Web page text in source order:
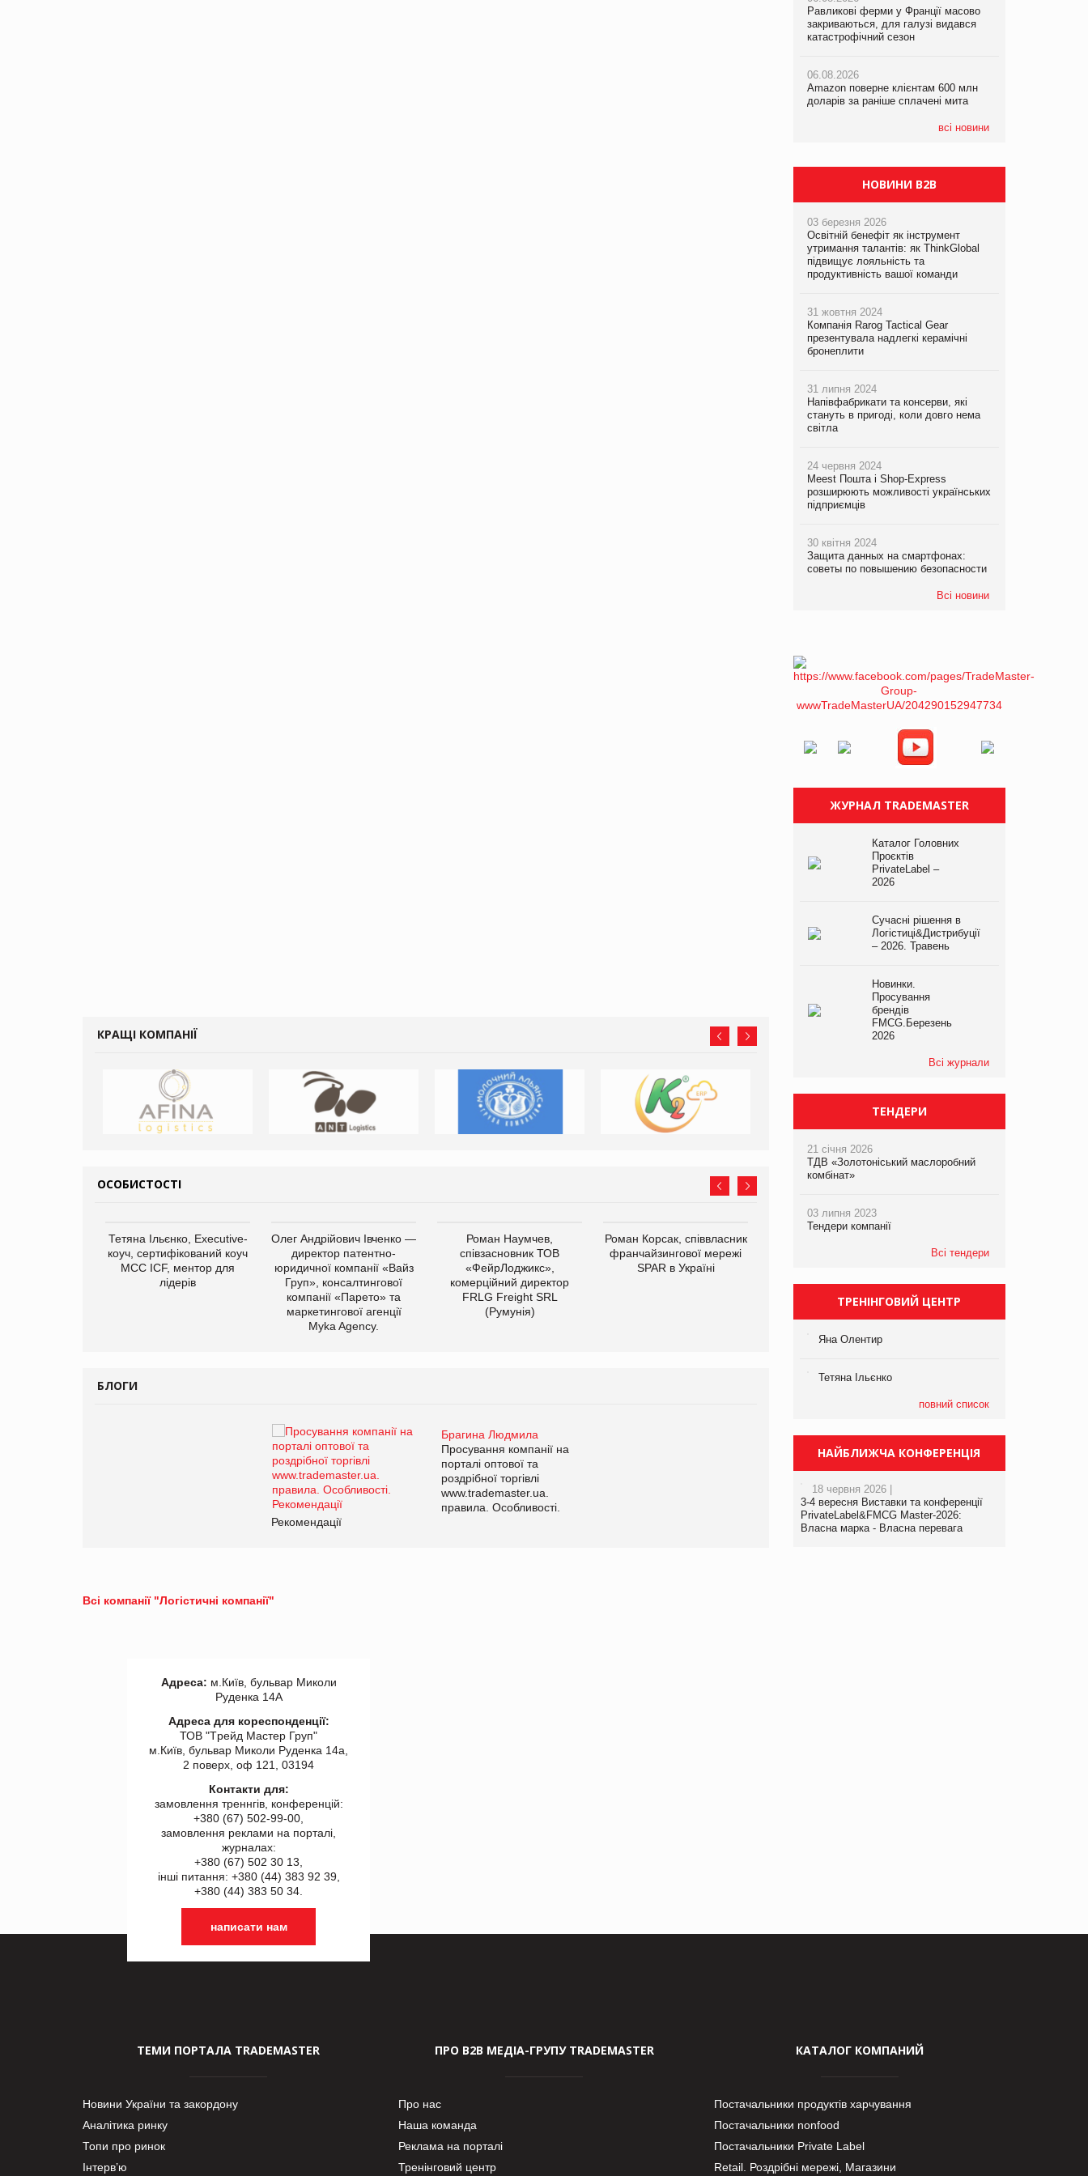
КРАЩІ КОМПАНІЇ
ОСОБИСТОСТІ
Тетяна Ільєнко, Executive-
коуч, сертифікований коуч
МСС ICF, ментор для
лідерів
Олег Андрійович Івченко —
директор патентно-
юридичної компанії «Вайз
Груп», консалтингової
компанії «Парето» та
маркетингової агенції
Myka Agency.
Роман Наумчев,
співзасновник ТОВ
«ФейрЛоджикс»,
комерційний директор
FRLG Freight SRL
(Румунія)
Роман Корсак, співвласник
франчайзингової мережі
SPAR в Україні
виробництва
компанії «УкраМарин»
БЛОГИ
Брагина Людмила
Просування компанії на
порталі оптової та
роздрібної торгівлі
www.trademaster.ua.
правила. Особливості.
Рекомендації
Брагина Людмила
Просування компанії на
www.trademaster.ua.
правила. Особливості.
Всі компанії "Логістичні компанії"
Равликові ферми у Франції масово
закриваються, для галузі видався
катастрофічний сезон
06.08.2026
Amazon поверне клієнтам 600 млн
доларів за раніше сплачені мита
всі новини
05.08.2026
ТОКЕРИ
Сергій Лісунов про заморожені
Amazon поверне клієнтам 600 млн
доларів за раніше сплачені мита
У Євросоюзі набули чинності нові
правила щодо штучного інтелекту
НОВИНИ B2B
03 березня 2026
Освітній бенефіт як інструмент
утримання талантів: як ThinkGlobal
підвищує лояльність та
продуктивність вашої команди
31 жовтня 2024
Компанія Rarog Tactical Gear
презентувала надлегкі керамічні
бронеплити
31 липня 2024
Напівфабрикати та консерви, які
стануть в пригоді, коли довго нема
світла
24 червня 2024
Meest Пошта і Shop-Express
розширюють можливості українських
підприємців
30 квітня 2024
Защита данных на смартфонах:
советы по повышению безопасности
Всі новини
ЖУРНАЛ TRADEMASTER
Каталог Головних
Проєктів
PrivateLabel –
2026
Сучасні рішення в
Логістиці&Дистрибуції
– 2026. Травень
Новинки.
Просування
брендів
FMCG.Березень
2026
Всі журнали
ТЕНДЕРИ
21 січня 2026
ТДВ «Золотоніський маслоробний
комбінат»
03 липня 2023
Тендери компанії
Всі тендери
ТРЕНІНГОВИЙ ЦЕНТР
Яна Олентир
Тетяна Ільєнко
повний список
НАЙБЛИЖЧА КОНФЕРЕНЦІЯ
18 червня 2026 |
3-4 вересня Виставки та конференції
PrivateLabel&FMCG Master-2026:
Власна марка - Власна перевага
Адреса: м.Київ, бульвар Миколи
Руденка 14А
Адреса для кореспонденції:
ТОВ "Tрейд Мастер Груп"
м.Київ, бульвар Миколи Руденка 14а,
2 поверх, оф 121, 03194
Контакти для:
замовлення треннгів, конференцій:
+380 (67) 502-99-00,
замовлення реклами на порталі,
журналах:
+380 (67) 502 30 13,
інші питання: +380 (44) 383 92 39,
+380 (44) 383 50 34.
написати нам
ТЕМИ ПОРТАЛА TRADEMASTER
Новини України та закордону
Аналітика ринку
Топи про ринок
Інтерв’ю
ПРО В2В МЕДІА-ГРУПУ TRADEMASTER
Про нас
Наша команда
Реклама на порталі
Тренінговий центр
КАТАЛОГ КОМПАНИЙ
Постачальники продуктів харчування
Постачальники nonfood
Постачальники Private Label
Retail. Роздрібні мережі, Магазини